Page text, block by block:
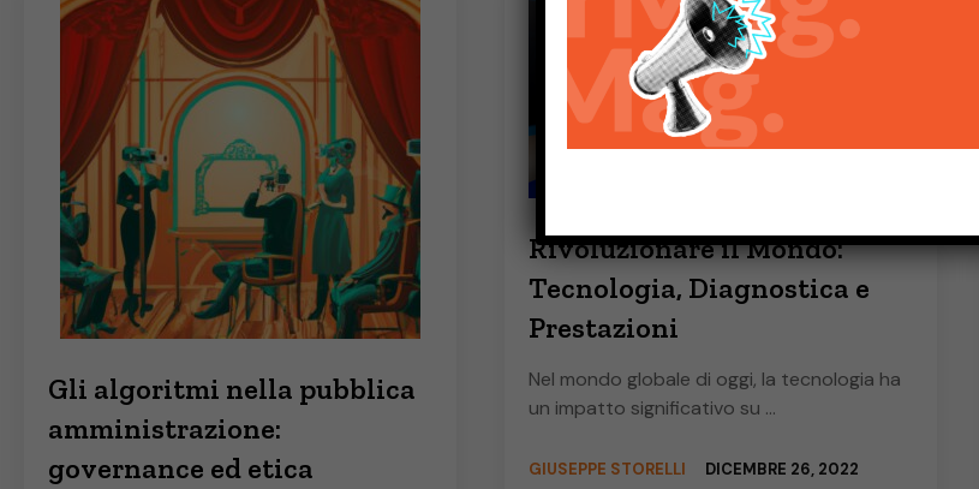
Gli algoritmi nella pubblica
amministrazione:
governance ed etica
Rivoluzionare il Mondo:
Tecnologia, Diagnostica e
Prestazioni
Nel mondo globale di oggi, la tecnologia ha
un impatto significativo su …
GIUSEPPE STORELLI DICEMBRE 26, 2022